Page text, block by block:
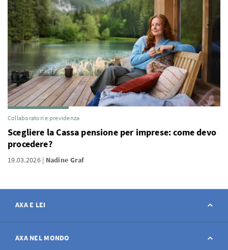
Collaboratori e previdenza
Scegliere la Cassa pensione per imprese: come devo
procedere?
19.03.2026 Nadine Graf
AXA E LEI
Contatto
AXA NEL MONDO